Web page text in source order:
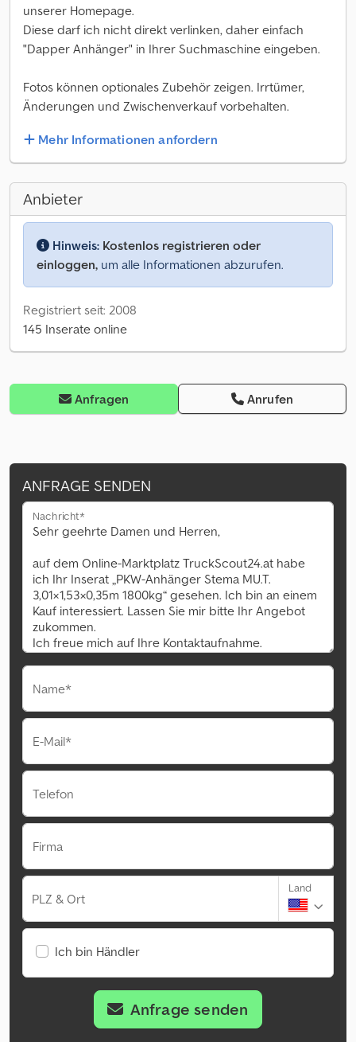
unserer Homepage.
Diese darf ich nicht direkt verlinken, daher einfach
"Dapper Anhänger" in Ihrer Suchmaschine eingeben.
Fotos können optionales Zubehör zeigen. Irrtümer,
Änderungen und Zwischenverkauf vorbehalten.
Mehr Informationen anfordern
Anbieter
Hinweis: Kostenlos registrieren oder
einloggen, um alle Informationen abzurufen.
Registriert seit: 2008
145 Inserate online
Anfragen Anrufen
ANFRAGE SENDEN
Nachricht*
Name*
E-Mail*
Telefon
Firma
PLZ & Ort
Land
Ich bin Händler
Anfrage senden